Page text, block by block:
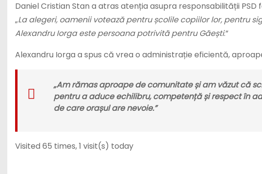
Daniel Cristian Stan a atras atenția asupra responsabilității PSD
„La alegeri, oamenii votează pentru școlile copiilor lor, pentru
Alexandru Iorga este persoana potrivită pentru Găești.”
Alexandru Iorga a spus că vrea o administrație eficientă,
„Am rămas aproape de comunitate și am văzut că
pentru a aduce echilibru, competență și respect în
de care orașul are nevoie.”
Visited 65 times, 1 visit(s) today